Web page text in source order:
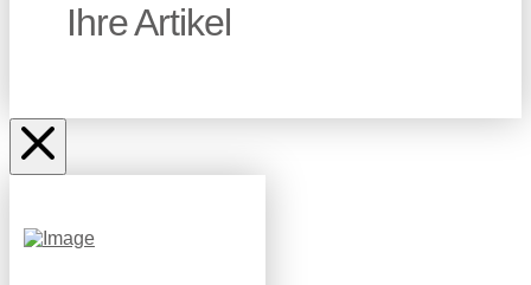
Ihre Artikel